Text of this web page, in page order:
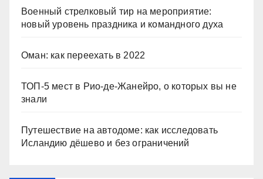
Военный стрелковый тир на мероприятие:
новый уровень праздника и командного духа
Оман: как переехать в 2022
ТОП-5 мест в Рио-де-Жанейро, о которых вы не
знали
Путешествие на автодоме: как исследовать
Исландию дёшево и без ограничений